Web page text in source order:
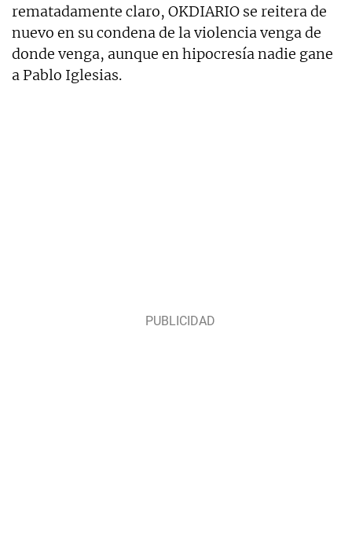
rematadamente claro, OKDIARIO se reitera de
nuevo en su condena de la violencia venga de
donde venga, aunque en hipocresía nadie gane
a Pablo Iglesias.